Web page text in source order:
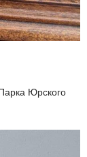
Юрского